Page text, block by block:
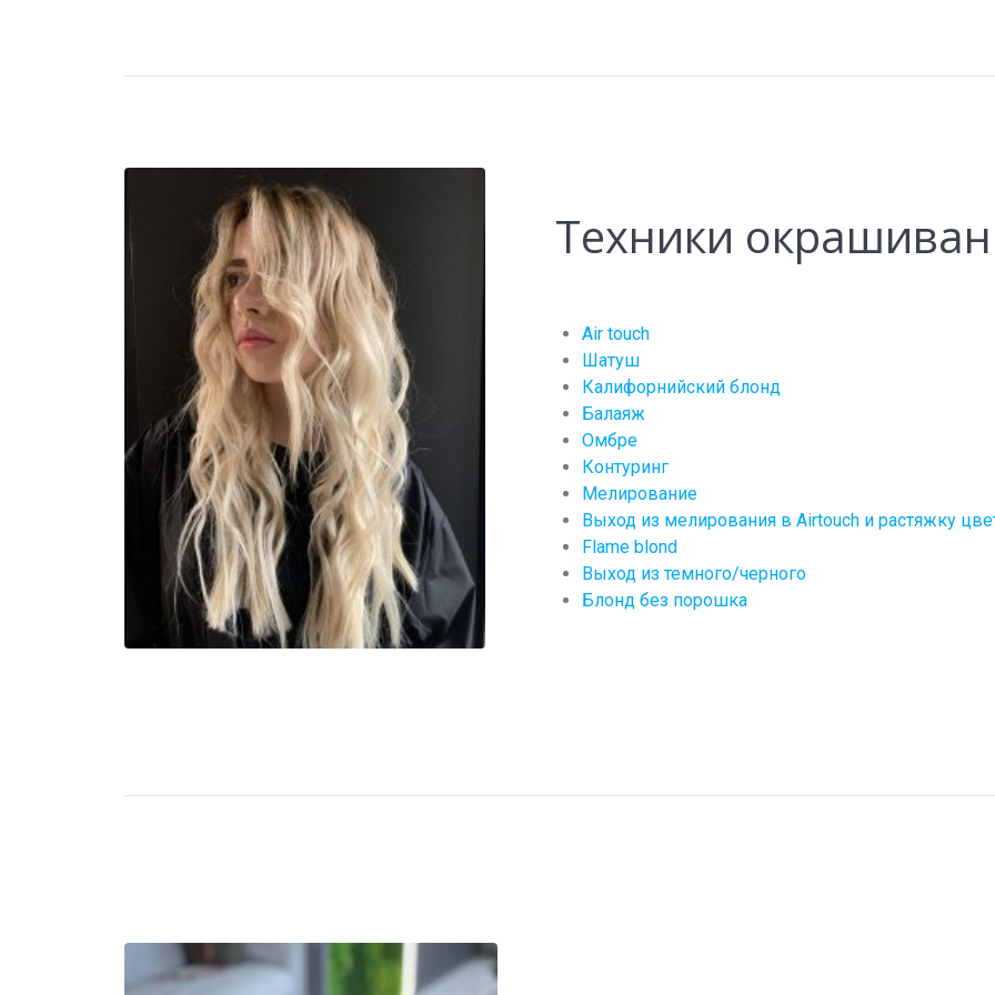
Техники
Air touch
Шатуш
Калифорнийский блонд
Балаяж
Омбре
Контуринг
Мелирование
Выход из мелирования в Airtouch и растяжку
Flame blond
Выход из темного/черного
Блонд без порошка